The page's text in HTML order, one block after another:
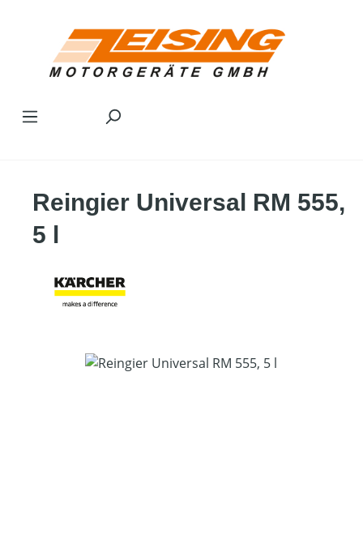
Reingier Universal RM 555,
5 l
Bildergalerie überspringen